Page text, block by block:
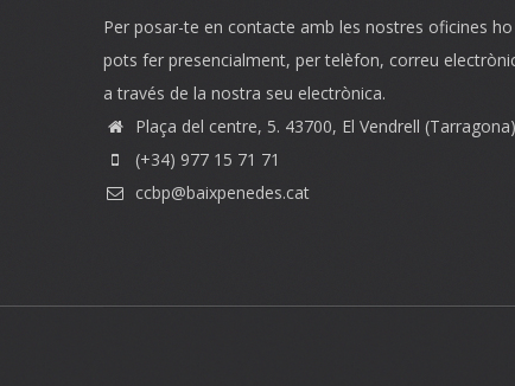
Per posar-te en contacte amb les nostres oficines ho
pots fer presencialment, per telèfon, correu
a través de la nostra seu electrònica.
Plaça del centre, 5. 43700, El Vendrell (Tarragona)
(+34) 977 15 71 71
ccbp@baixpenedes.cat